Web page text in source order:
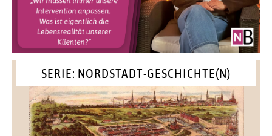
SERIE: NORDSTADT-GESCHICHTE(N)